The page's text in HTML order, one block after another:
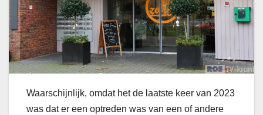
Waarschijnlijk, omdat het de laatste keer van 2023
was dat er een optreden was van een of andere